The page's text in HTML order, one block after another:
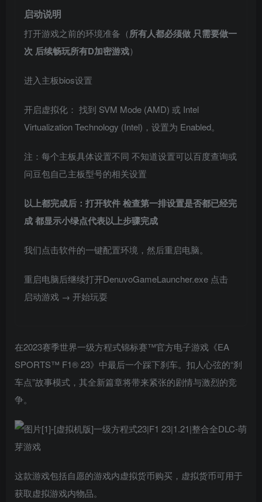
启动说明
打开游戏之前的环境准备（所有人都必须做 只需要做一
次 后续畅玩所有D加密游戏）
进入主板bios设置
开启虚拟化： 找到 SVM Mode (AMD) 或 Intel
Virtualization Technology (Intel)，设置为 Enabled。
注：每个主板具体设置不同 不知道设置可以百度查询或
问豆包自己主板型号的相关设置
以上都完成后：打开软件 检查第一排设置是否都已经完
成 都显示小绿点代表以上步骤完成
我们点击软件的一键配置环境，然后重启电脑。
重启电脑后继续打开DenuvoGameLauncher.exe 点击
启动游戏 → 开始玩耍
在2023赛季世界一级方程式锦标赛™官方电子游戏《EA
SPORTS™ F1® 23》中最后一个踩下刹车。扣人心弦的“刹
车点”故事模式，其全新篇章将带来紧张的剧情与激烈的竞
争。
这款游戏包括自愿的游戏内虚拟货币购买，虚拟货币可用于
获取虚拟游戏内物品。